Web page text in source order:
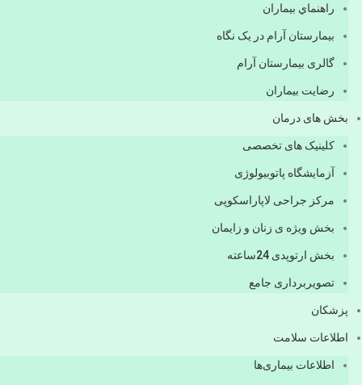
راهنماي بیماران
بیمارستان آرام در یک نگاه
گالری بیمارستان آرام
رضایت بیماران
بخش های درمان
کلینیک های تخصصی
آزمایشگاه پاتوبیولوژی
مرکز جراحی لاپاراسکوپی
بخش ویژه ی زنان و زایمان
بخش ارتوپدی 24ساعته
تصویربرداری جامع
پزشكان
اطلاعات سلامت
اطلاعات بیماری‌ها